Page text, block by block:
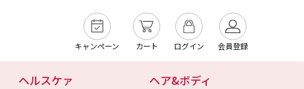
キャンペーン カート ログイン 会員登録
ヘルスケァ ヘア&ボディ